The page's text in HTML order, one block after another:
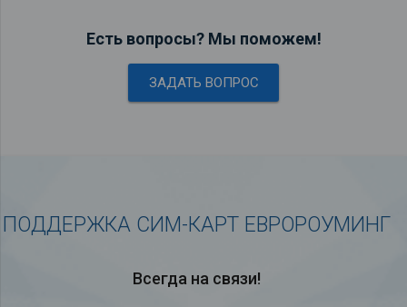
Есть вопросы? Мы поможем!
ЗАДАТЬ ВОПРОС
ПОДДЕРЖКА СИМ-КАРТ ЕВРОРОУМИНГ
Всегда на связи!